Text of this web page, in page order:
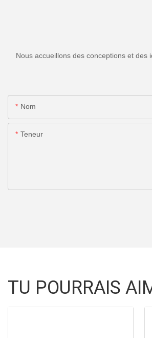
Nous accueillons des conceptions et
Nom
Teneur
TU POURRAIS